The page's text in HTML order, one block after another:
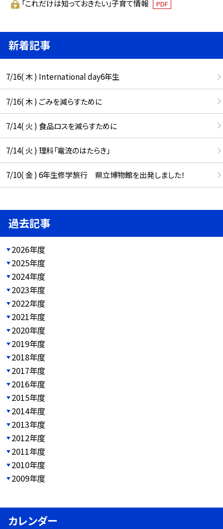
「これだけは知っておきたい」子育て情報 PDF
新着記事
7/16( 木 ) International day6年生
7/16( 木 ) ごみを減らすために
7/14( 火 ) 食品ロスを減らすために
7/14( 火 ) 理科「電流のはたらき」
7/10( 金 ) 6年生修学旅行 県立博物館を出発しました！
過去記事
2026年度
2025年度
2024年度
2023年度
2022年度
2021年度
2020年度
2019年度
2018年度
2017年度
2016年度
2015年度
2014年度
2013年度
2012年度
2011年度
2010年度
2009年度
カレンダー